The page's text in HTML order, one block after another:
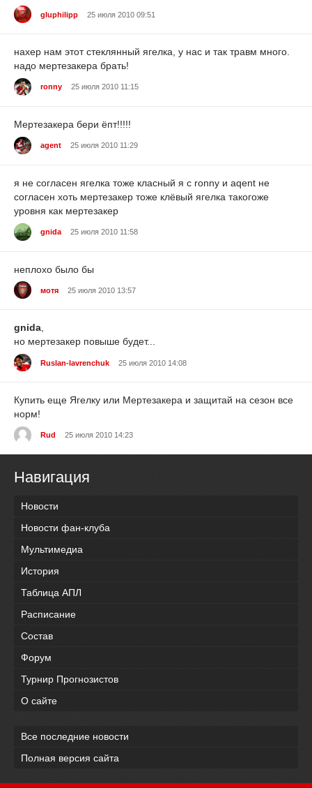
gluphilipp 25 июля 2010 09:51
нахер нам этот стеклянный ягелка, у нас и так травм много.
надо мертезакера брать!
ronny 25 июля 2010 11:15
Мертезакера бери ёпт!!!!!
agent 25 июля 2010 11:29
я не согласен ягелка тоже класный я с ronny и aqent не
согласен хоть мертезакер тоже клёвый ягелка такогоже
уровня как мертезакер
gnida 25 июля 2010 11:58
неплохо было бы
мотя 25 июля 2010 13:57
gnida,
но мертезакер повыше будет...
Ruslan-lavrenchuk 25 июля 2010 14:08
Купить еще Ягелку или Мертезакера и защитай на сезон все
норм!
Rud 25 июля 2010 14:23
Навигация
Новости
Новости фан-клуба
Мультимедиа
История
Таблица АПЛ
Расписание
Состав
Форум
Турнир Прогнозистов
О сайте
Все последние новости
Полная версия сайта